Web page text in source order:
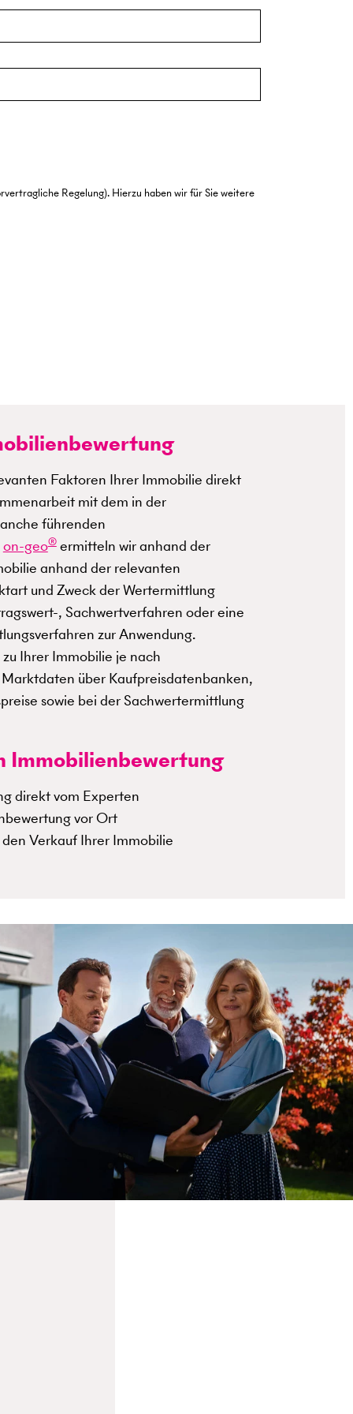
Regelung). Hierzu haben wir für Sie weitere
Faktoren Ihrer Immobilie direkt
mit dem in der
führenden
on-geo®ermitteln wir anhand der
anhand der relevanten
und Zweck der Wertermittlung
, Sachwertverfahren oder eine
zur Anwendung.
Ihrer Immobilie je nach
über Kaufpreisdatenbanken,
sowie bei der Sachwertermittlung
Immobilienbewertung
direkt vom Experten
vor Ort
Verkauf Ihrer Immobilie